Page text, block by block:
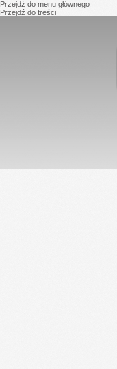
Przejdź do menu głównego
Przejdź do treści